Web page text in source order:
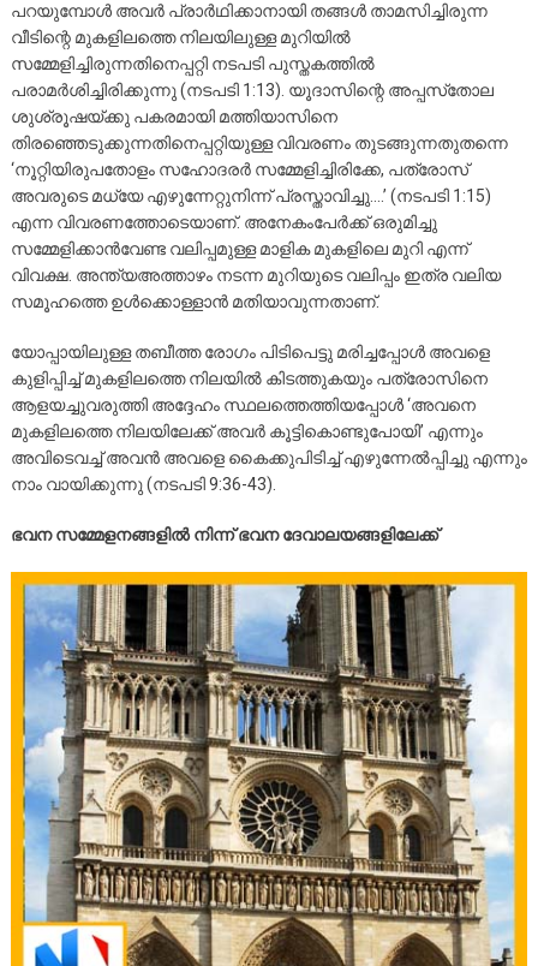
പറയുമ്പോള്‍ അവര്‍ പ്രാര്‍ഥിക്കാനായി തങ്ങള്‍ താമസിച്ചിരുന്ന
വീടിന്റെ മുകളിലത്തെ നിലയിലുള്ള മുറിയില്‍
സമ്മേളിച്ചിരുന്നതിനെപ്പറ്റി നടപടി പുസ്തകത്തില്‍
പരാമര്‍ശിച്ചിരിക്കുന്നു (നടപടി 1:13). യൂദാസിന്റെ അപ്പസ്‌തോല
ശുശ്രൂഷയ്ക്കു പകരമായി മത്തിയാസിനെ
തിരഞ്ഞെടുക്കുന്നതിനെപ്പറ്റിയുള്ള വിവരണം തുടങ്ങുന്നതുതന്നെ
‘നൂറ്റിയിരുപതോളം സഹോദരര്‍ സമ്മേളിച്ചിരിക്കേ, പത്രോസ്
അവരുടെ മധ്യേ എഴുന്നേറ്റുനിന്ന് പ്രസ്താവിച്ചു….’ (നടപടി 1:15)
എന്ന വിവരണത്തോടെയാണ്. അനേകംപേര്‍ക്ക് ഒരുമിച്ചു
സമ്മേളിക്കാന്‍വേണ്ട വലിപ്പമുള്ള മാളിക മുകളിലെ മുറി എന്ന്
വിവക്ഷ. അന്ത്യഅത്താഴം നടന്ന മുറിയുടെ വലിപ്പം ഇത്ര വലിയ
സമൂഹത്തെ ഉള്‍ക്കൊള്ളാന്‍ മതിയാവുന്നതാണ്.
യോപ്പായിലുള്ള തബീത്ത രോഗം പിടിപെട്ടു മരിച്ചപ്പോള്‍ അവളെ
കുളിപ്പിച്ച് മുകളിലത്തെ നിലയില്‍ കിടത്തുകയും പത്രോസിനെ
ആളയച്ചുവരുത്തി അദ്ദേഹം സ്ഥലത്തെത്തിയപ്പോള്‍ ‘അവനെ
മുകളിലത്തെ നിലയിലേക്ക് അവര്‍ കൂട്ടികൊണ്ടുപോയി’ എന്നും
അവിടെവച്ച് അവന്‍ അവളെ കൈക്കുപിടിച്ച് എഴുന്നേല്‍പ്പിച്ചു എന്നും
നാം വായിക്കുന്നു (നടപടി 9:36-43).
ഭവന സമ്മേളനങ്ങളില്‍ നിന്ന് ഭവന ദേവാലയങ്ങളിലേക്ക്